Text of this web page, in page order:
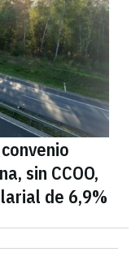
sin CCOO,
de 6,9%